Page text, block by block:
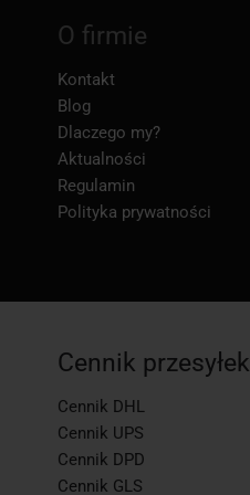
O firmie
Kontakt
Blog
Dlaczego my?
Aktualności
Regulamin
Polityka prywatności
Cennik przesyłek
Cennik DHL
Cennik UPS
Cennik DPD
Cennik GLS